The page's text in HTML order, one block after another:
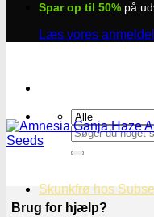
Spar op til 50% på
Læs vores
Søg
efter:
Skunkfrø hos
Brug for hjælp?